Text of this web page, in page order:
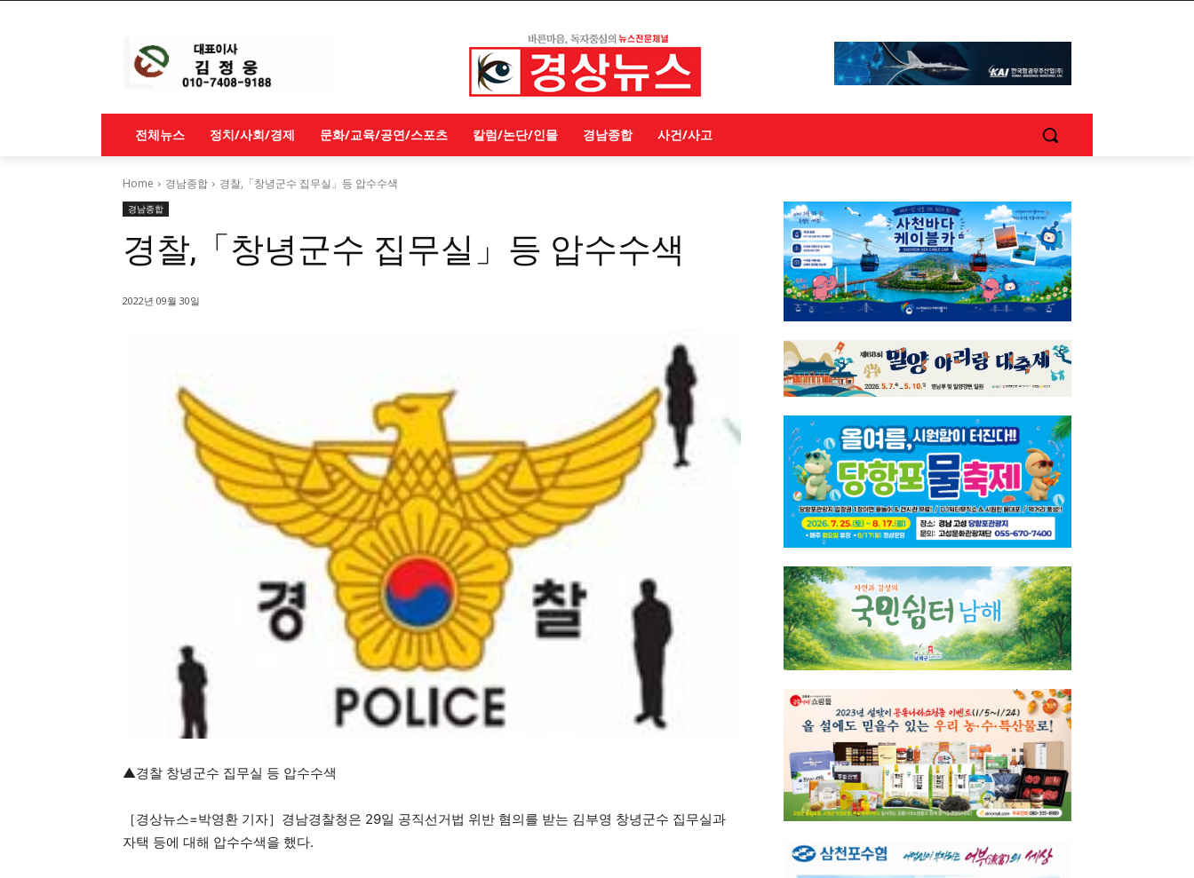
전체뉴스 정치/사회/경제 문화/교육/공연/스포츠 칼럼/논단/인물 경남종합 사건/사고
Home 경남종합 경찰,「창녕군수 집무실」등 압수수색
경남종합
경찰,「창녕군수 집무실」등 압수수색
2022년 09월 30일
▲경찰 창녕군수 집무실 등 압수수색
［경상뉴스=박영환 기자］경남경찰청은 29일 공직선거법 위반 혐의를 받는 김부영 창녕군수 집무실과
자택 등에 대해 압수수색을 했다.